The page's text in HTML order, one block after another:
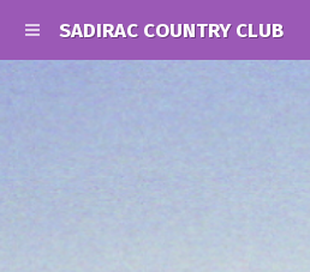
SADIRAC COUNTRY CLUB